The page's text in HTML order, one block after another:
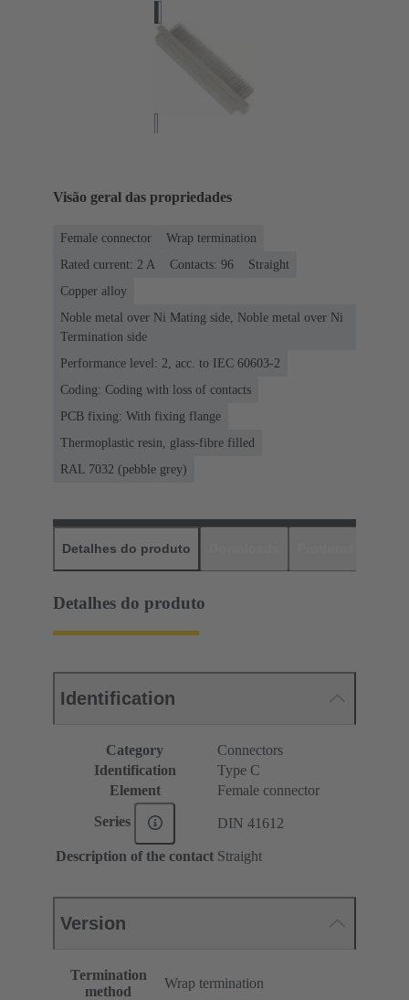
Visão geral das propriedades
Female connector
Wrap termination
Rated current: ‌2 A
Contacts: 96
Straight
Copper alloy
Noble metal over Ni Mating side, Noble metal over Ni
Termination side
Performance level: 2, acc. to IEC 60603-2
Coding: Coding with loss of contacts
PCB fixing: With fixing flange
Thermoplastic resin, glass-fibre filled
RAL 7032 (pebble grey)
Detalhes do produto
Detalhes do produto
Identification
Category
Connectors
Identification
Type C
Element
Female connector
Series DIN 41612
Description of the contact Straight
Version
Termination
method
Wrap termination